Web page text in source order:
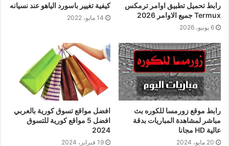
رابط تحميل تطبيق اوامر ترمكس
Termux جميع الاوامر 2026
6 يونيو، 2026
كيفية تغيير باسورد الياهو عند نسيانه
14 مايو، 2022
رابط موقع زورمسا للكوره بث
مباشر لمشاهدة المباريات بدقة
عالية HD مجانا
20 مايو، 2024
افضل مواقع تسوق كورية بالعربي
افضل 5 مواقع كورية للتسوق
2024
19 فبراير، 2024